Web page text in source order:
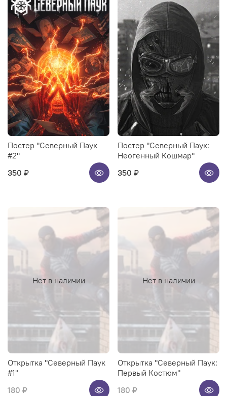
Постер "Северный Паук
#2"
350 ₽
Постер "Северный Паук:
Неогенный Кошмар"
350 ₽
Нет в наличии
Открытка "Северный Паук
#1"
180 ₽
Нет в наличии
Открытка "Северный Паук:
Первый Костюм"
180 ₽